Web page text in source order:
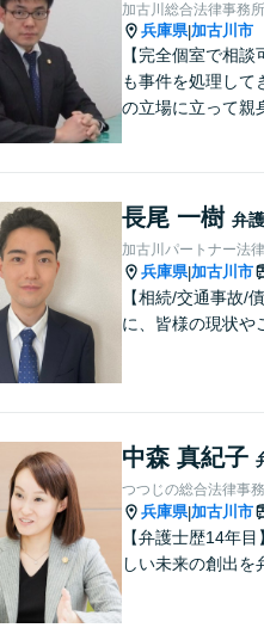
加古川総合法律事務所
兵庫県|加古川市
【完全個室で相
も事件を処理して
の立場に立って親
長尾 一樹 弁
加古川パートナー法
兵庫県|加古川市
【相続/交通事故/
に、皆様の現状や
中森 真紀子
つつじの総合法律事
兵庫県|加古川市
【弁護士歴14年
しい未来の創出を